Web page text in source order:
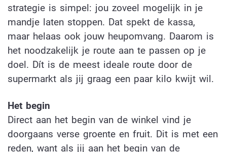
strategie is simpel: jou zoveel mogelijk in je
mandje laten stoppen. Dat spekt de kassa,
maar helaas ook jouw heupomvang. Daarom is
het noodzakelijk je route aan te passen op je
doel. Dít is de meest ideale route door de
supermarkt als jij graag een paar kilo kwijt wil.
Het begin
Direct aan het begin van de winkel vind je
doorgaans verse groente en fruit. Dit is met een
reden, want als jij aan het begin van de